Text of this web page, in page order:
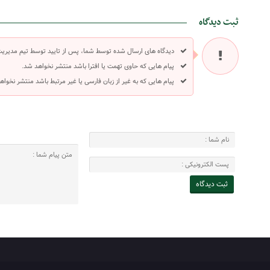
ثبت دیدگاه
دیدگاه های ارسال شده توسط شما، پس از تایید توسط تیم
پیام هایی که حاوی تهمت یا افترا باشد منتشر نخواهد شد.
پیام هایی که به غیر از زبان فارسی یا غیر مرتبط باشد منتشر